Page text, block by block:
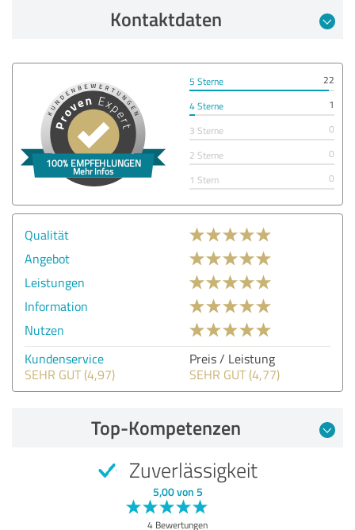
Kontaktdaten
5 Sterne
22
4 Sterne
1
3 Sterne
0
2 Sterne
0
1 Stern
0
Qualität
Angebot
Leistungen
Information
Nutzen
Kundenservice
SEHR GUT (4,97)
Preis / Leistung
SEHR GUT (4,77)
Top-Kompetenzen
Zuverlässigkeit
5,00 von 5
4 Bewertungen